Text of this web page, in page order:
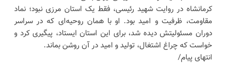
کرمانشاه در روایت شهید رئیسی، فقط یک استان مرزی نبود؛ نماد
مقاومت، ظرفیت و امید بود. او با همان روحیه‌ای که در سراسر
دوران مسئولیتش دیده شد، برای این استان ایستاد، پیگیری کرد و
خواست که چراغ اشتغال، تولید و امید در آن روشن بماند.
انتهای پیام/